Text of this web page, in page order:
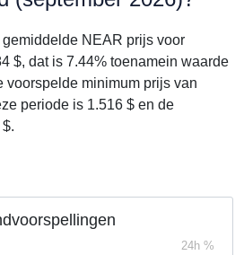
NEAR prijs voor
$, dat is 7.44% toenamein waarde
voorspelde minimum prijs van
periode is 1.516 $ en de
24h %